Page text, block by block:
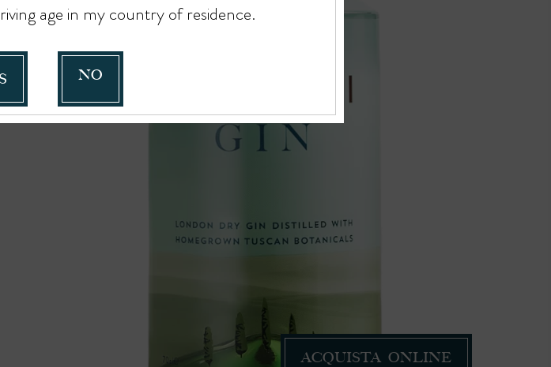
ACQUISTA ONLINE
age in my country of residence.
NO